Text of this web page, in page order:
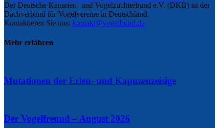
Der Deutsche Kanarien- und Vogelzüchterbund e.V. (DKB) ist der
Dachverband für Vogelvereine in Deutschland.
Kontaktieren Sie uns: kontakt@vogelbund.de
Mehr erfahren
Mutationen der Erlen- und Kapuzenzeisige
Der Vogelfreund – August 2026